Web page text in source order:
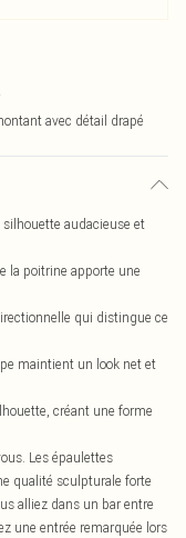
avec détail drapé
audacieuse et
la poitrine apporte une
qui distingue ce
maintient un look net et
créant une forme
Les épaulettes
qualité sculpturale forte
alliez dans un bar entre
une entrée remarquée lors